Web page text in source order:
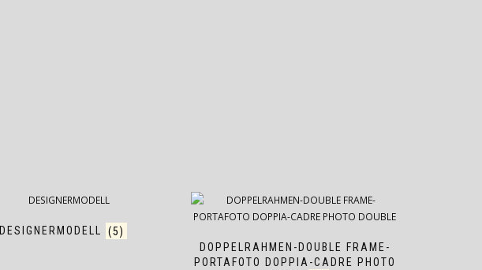
DESIGNERMODELL
(5)
DOPPELRAHMEN-DOUBLE FRAME-
PORTAFOTO DOPPIA-CADRE PHOTO